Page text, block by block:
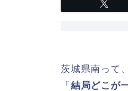
茨城県南って
「 結局どこが